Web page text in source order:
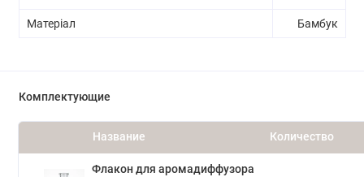
Матеріал Бамбук
Комплектующие
Название Количество
Флакон для аромадиффузора